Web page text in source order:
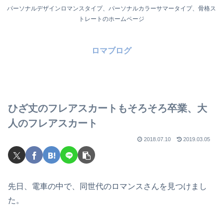
パーソナルデザインロマンスタイプ、パーソナルカラーサマータイプ、骨格ス
トレートのホームページ
ロマブログ
ひざ丈のフレアスカートもそろそろ卒業、大
人のフレアスカート
2018.07.10 2019.03.05
先日、電車の中で、同世代のロマンスさんを見つけまし
た。